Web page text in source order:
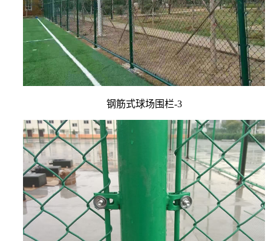
钢筋式球场围栏-3